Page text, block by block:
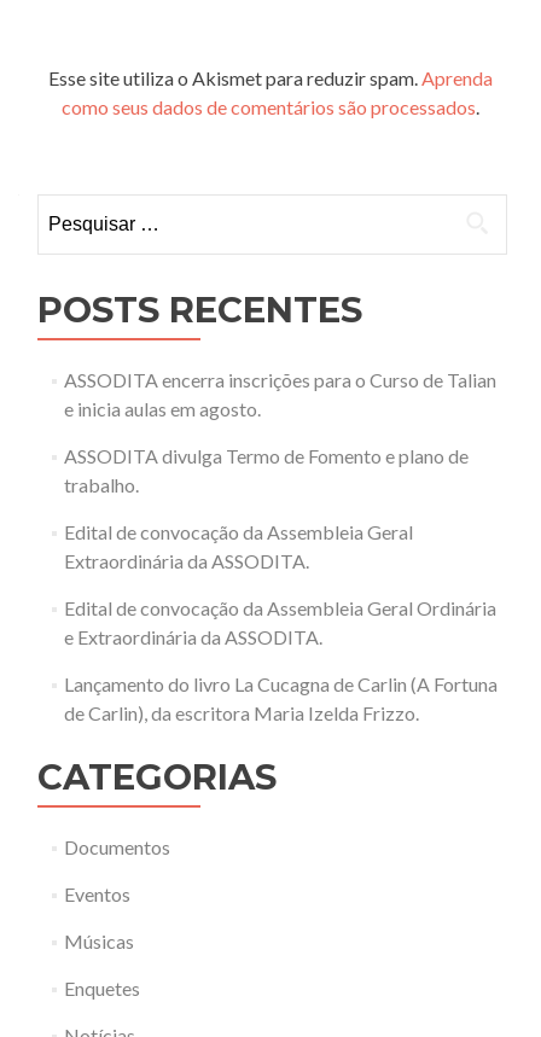
Esse site utiliza o Akismet para reduzir spam.Aprenda
como seus dados de comentários são processados.
por:
POSTS RECENTES
ASSODITA encerra inscrições para o Curso de Talian
e inicia aulas em agosto.
ASSODITA divulga Termo de Fomento e plano de
trabalho.
Edital de convocação da Assembleia Geral
Extraordinária da ASSODITA.
Edital de convocação da Assembleia Geral Ordinária
e Extraordinária da ASSODITA.
Lançamento do livro La Cucagna de Carlin (A Fortuna
de Carlin), da escritora Maria Izelda Frizzo.
CATEGORIAS
Documentos
Eventos
Músicas
Enquetes